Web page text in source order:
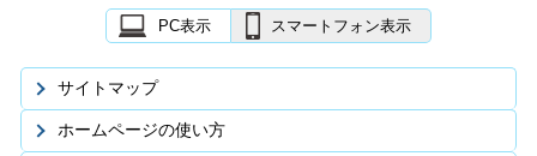
PC表示 スマートフォン表示
サイトマップ
ホームページの使い方